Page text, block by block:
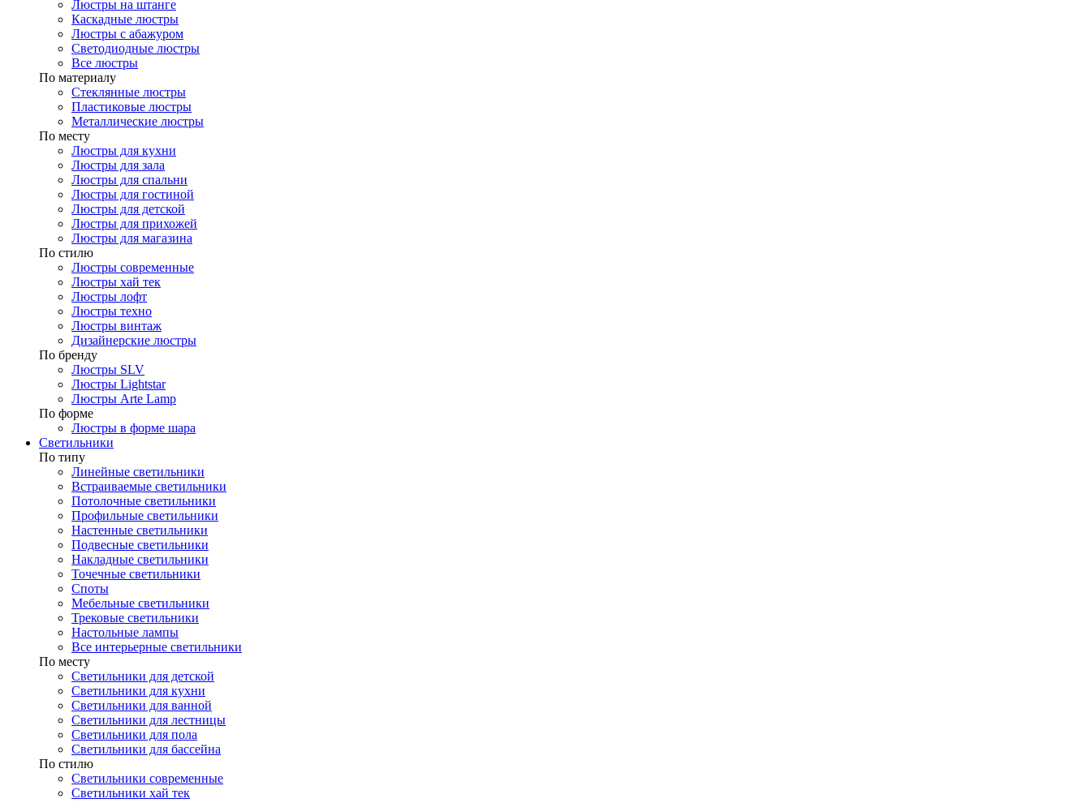
Люстры на штанге
Каскадные люстры
Люстры с абажуром
Светодиодные люстры
Все люстры
По материалу
Стеклянные люстры
Пластиковые люстры
Металлические люстры
По месту
Люстры для кухни
Люстры для зала
Люстры для спальни
Люстры для гостиной
Люстры для детской
Люстры для прихожей
Люстры для магазина
По стилю
Люстры современные
Люстры хай тек
Люстры лофт
Люстры техно
Люстры винтаж
Дизайнерские люстры
По бренду
Люстры SLV
Люстры Lightstar
Люстры Arte Lamp
По форме
Люстры в форме шара
Светильники
По типу
Линейные светильники
Встраиваемые светильники
Потолочные светильники
Профильные светильники
Настенные светильники
Подвесные светильники
Накладные светильники
Точечные светильники
Споты
Мебельные светильники
Трековые светильники
Настольные лампы
Все интерьерные светильники
По месту
Светильники для детской
Светильники для кухни
Светильники для ванной
Светильники для лестницы
Светильники для пола
Светильники для бассейна
По стилю
Светильники современные
Светильники хай тек